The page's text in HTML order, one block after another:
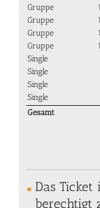
Gruppe
Gruppe
Gruppe
Gruppe
Single
Single
Single
Single
Gesamt
Das
berechtigt